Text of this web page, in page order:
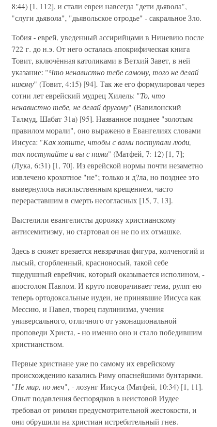
8:44) [1, 112], и стали евреи навсегда "дети дьявола",
"слуги дьявола", "дьявольское отродье" - сакральное Зло.
Тобия - еврей, уведенный ассирийцами в Ниневию после
722 г. до н.э. От него осталась апокрифическая книга
Товит, включённая католиками в Ветхий Завет, в ней
указание: "Что ненавистно тебе самому, того не делай
никому" (Товит, 4:15) [94]. Так же его формулировал через
сотни лет еврейский мудрец Хилель: "То, что
ненавистно тебе, не делай другому" (Вавилонский
Талмуд, Шабат 31а) [95]. Названное позднее "золотым
правилом морали", оно выражено в Евангелиях словами
Иисуса: "Как хотите, чтобы с вами поступали люди,
так поступайте и вы с ними" (Матфей, 7: 12) [1, 7];
(Лука, 6:31) [1, 70]. Из еврейской нормы почти незаметно
извлечено крохотное "не"; только и д?ла, но позднее это
вывернулось насильственным крещением, часто
перераставшим в смерть несогласных [15, 7, 13].
Выстелили евангелисты дорожку христианскому
антисемитизму, но стартовал он не по их отмашке.
Здесь в сюжет врезается невзрачная фигура, колченогий и
лысый, сгорбленный, красноносый, такой себе
тщедушный еврейчик, который оказывается исполином, -
апостолом Павлом. И круто поворачивает тема, рулят ею
теперь ортодоксальные иудеи, не принявшие Иисуса как
Мессию, и Павел, творец паулинизма, учения
универсального, отличного от узконациональной
проповеди Христа, - но именно оно и стало победившим
христианством.
Первые христиане уже по самому их еврейскому
происхождению казались Риму опаснейшими бунтарями.
"Не мир, но меч", - лозунг Иисуса (Матфей, 10:34) [1, 11].
Опыт подавления беспорядков в неистовой Иудее
требовал от римлян предусмотрительной жестокости, и
они обрушили на христиан истребительный гнев.